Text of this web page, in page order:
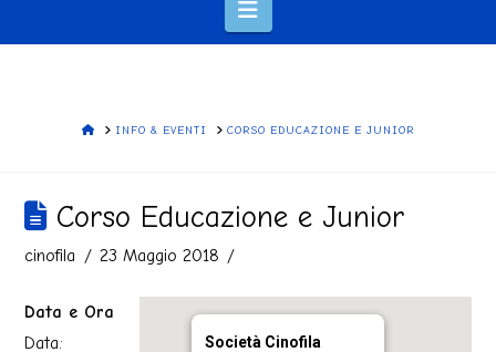
Navigation
HOMEINFO & EVENTI CORSO EDUCAZIONE E JUNIOR
Corso Educazione e Junior
cinofila 23 Maggio 2018
Società Cinofila
Data e Ora
Data: